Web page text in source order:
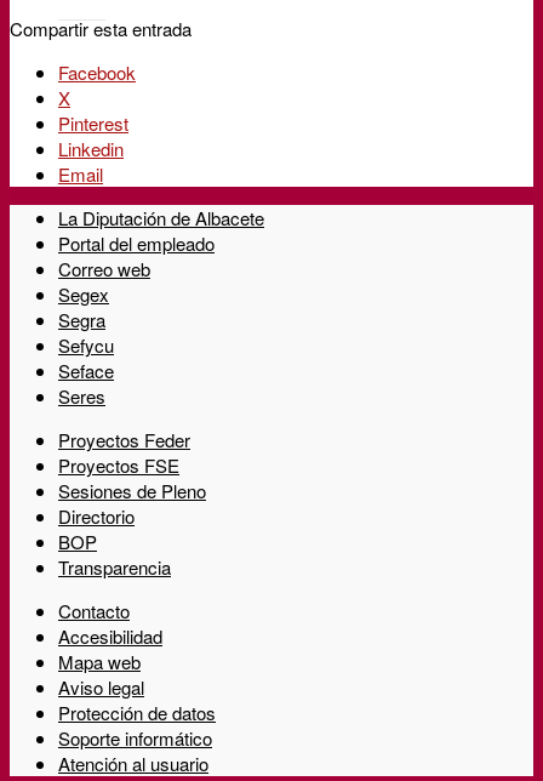
Compartir esta entrada
Facebook
X
Pinterest
Linkedin
Email
La Diputación de Albacete
Portal del empleado
Correo web
Segex
Segra
Sefycu
Seface
Seres
Proyectos Feder
Proyectos FSE
Sesiones de Pleno
Directorio
BOP
Transparencia
Contacto
Accesibilidad
Mapa web
Aviso legal
Protección de datos
Soporte informático
Atención al usuario